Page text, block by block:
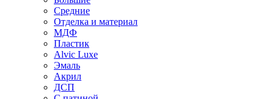
Средние
Отделка и материал
МДФ
Пластик
Alvic Luxe
Эмаль
Акрил
ДСП